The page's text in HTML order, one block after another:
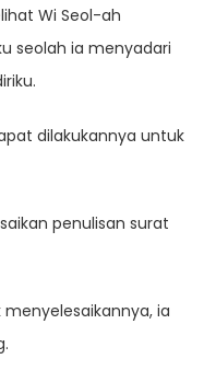
Wi Seol-ah
seolah ia menyadari
dilakukannya untuk
penulisan surat
ia